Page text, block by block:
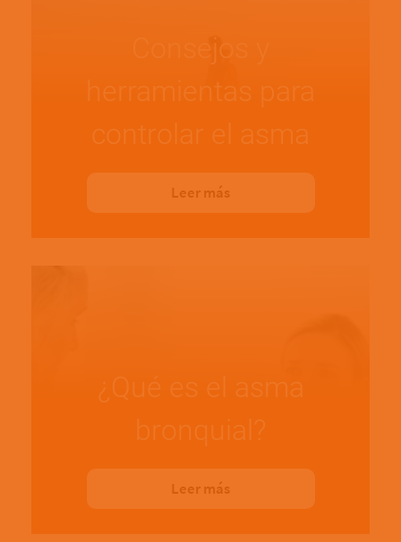
Consejos y
herramientas para
controlar el asma
Leer más
¿Qué es el asma
bronquial?
Leer más